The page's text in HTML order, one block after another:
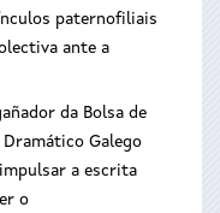
paternofiliais
ante a
da Bolsa de
Galego
a escrita
o